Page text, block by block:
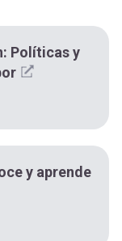
Políticas y
y aprende